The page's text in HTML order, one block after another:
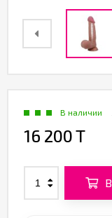
В наличии
16 200 T